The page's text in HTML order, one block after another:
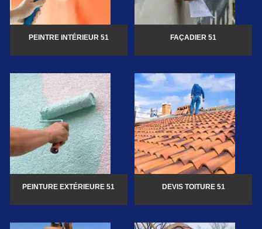
PEINTRE INTÉRIEUR 51 FAÇADIER 51
PEINTURE EXTÉRIEURE 51 DEVIS TOITURE 51